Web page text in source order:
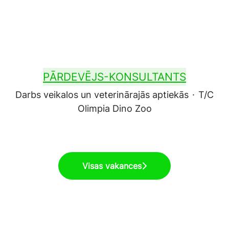
PĀRDEVĒJS-KONSULTANTS
Darbs veikalos un veterinārajās aptiekās · T/C
Olimpia Dino Zoo
Visas vakances